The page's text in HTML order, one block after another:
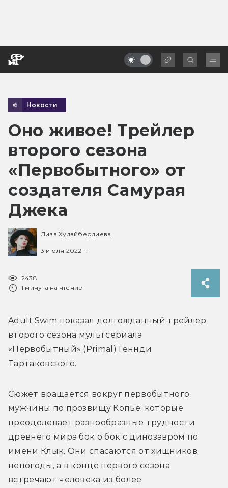
Новости
Оно живое! Трейлер
второго сезона
«Первобытного» от
создателя Самурая
Джека
Лиза Худайбердиева
3 июля 2022 г.
2438
1 минута на чтение
Adult Swim показал долгожданный трейлер
второго сезона мультсериала
«Первобытный» (Primal) Геннди
Тартаковского.
Сюжет вращается вокруг первобытного
мужчины по прозвищу Копьё, которые
преодолевает разнообразные трудности
древнего мира бок о бок с динозавром по
имени Клык. Они спасаются от хищников,
непогоды, а в конце первого сезона
встречают человека из более